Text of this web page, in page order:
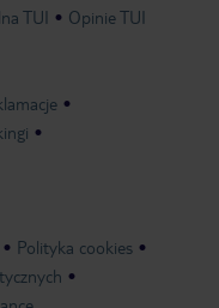
TUI Opinie TUI
Polityka cookies